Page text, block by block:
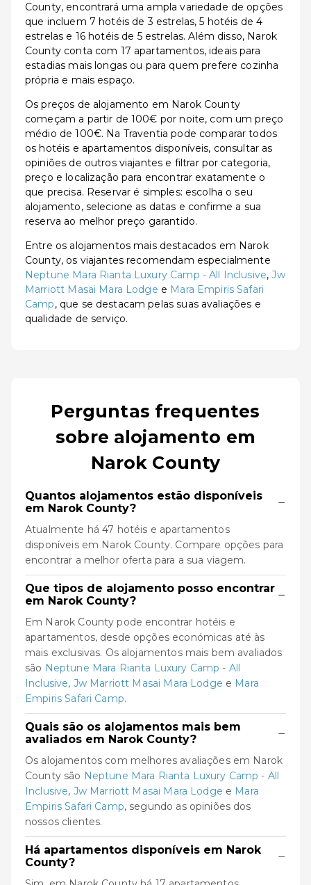
County, encontrará uma ampla variedade de opções
que incluem 7 hotéis de 3 estrelas, 5 hotéis de 4
estrelas e 16 hotéis de 5 estrelas. Além disso, Narok
County conta com 17 apartamentos, ideais para
estadias mais longas ou para quem prefere cozinha
própria e mais espaço.
Os preços de alojamento em Narok County
começam a partir de 100€ por noite, com um preço
médio de 100€. Na Traventia pode comparar todos
os hotéis e apartamentos disponíveis, consultar as
opiniões de outros viajantes e filtrar por categoria,
preço e localização para encontrar exatamente o
que precisa. Reservar é simples: escolha o seu
alojamento, selecione as datas e confirme a sua
reserva ao melhor preço garantido.
Entre os alojamentos mais destacados em Narok
County, os viajantes recomendam especialmente
Neptune Mara Rianta Luxury Camp - All Inclusive,Jw
Marriott Masai Mara Lodge e Mara Empiris Safari
Camp, que se destacam pelas suas avaliações e
qualidade de serviço.
Perguntas frequentes
sobre alojamento em
Narok County
Quantos alojamentos estão disponíveis
em Narok County?
−
Atualmente há 47 hotéis e apartamentos
disponíveis em Narok County. Compare opções para
encontrar a melhor oferta para a sua viagem.
Que tipos de alojamento posso encontrar
em Narok County?
−
Em Narok County pode encontrar hotéis e
apartamentos, desde opções económicas até às
mais exclusivas. Os alojamentos mais bem avaliados
são Neptune Mara Rianta Luxury Camp - All
Inclusive, Jw Marriott Masai Mara Lodge e Mara
Empiris Safari Camp.
Quais são os alojamentos mais bem
avaliados em Narok County?
−
Os alojamentos com melhores avaliações em Narok
County são Neptune Mara Rianta Luxury Camp - All
Inclusive, Jw Marriott Masai Mara Lodge e Mara
Empiris Safari Camp, segundo as opiniões dos
nossos clientes.
Há apartamentos disponíveis em Narok
County?
−